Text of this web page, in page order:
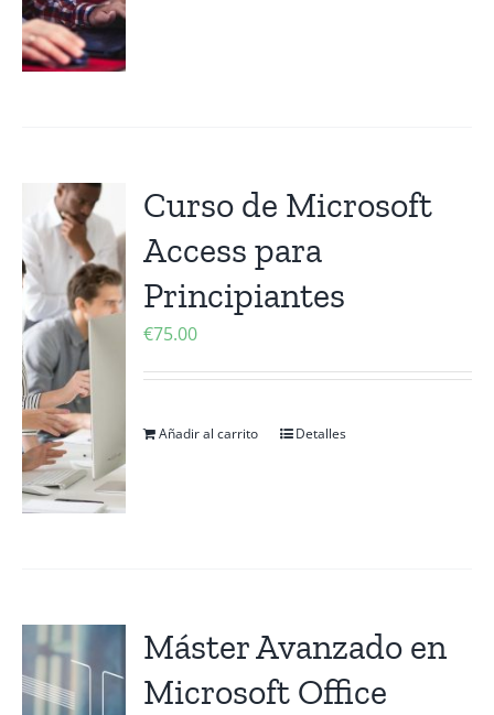
Curso de Microsoft
Access para
Principiantes
€75.00
Añadir al carrito Detalles
Máster Avanzado en
Microsoft Office